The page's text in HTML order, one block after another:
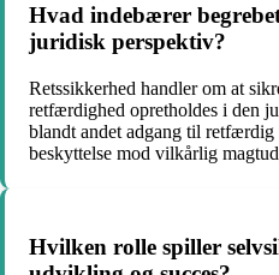
Hvad indebærer
juridisk perspektiv?
Retssikkerhed handler om at
retfærdighed opretholdes i den
blandt andet adgang til
beskyttelse mod vilkårlig
Hvilken rolle spiller